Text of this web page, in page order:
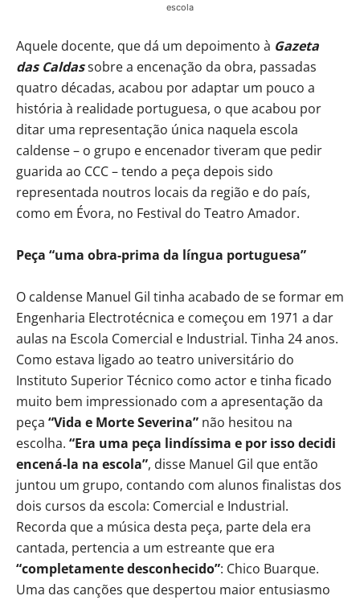
escola
Aquele docente, que dá um depoimento à Gazeta
das Caldassobre a encenação da obra, passadas
quatro décadas, acabou por adaptar um pouco a
história à realidade portuguesa, o que acabou por
ditar uma representação única naquela escola
caldense – o grupo e encenador tiveram que pedir
guarida ao CCC – tendo a peça depois sido
representada noutros locais da região e do país,
como em Évora, no Festival do Teatro Amador.
Peça “uma obra-prima da língua portuguesa”
O caldense Manuel Gil tinha acabado de se formar em
Engenharia Electrotécnica e começou em 1971 a dar
aulas na Escola Comercial e Industrial. Tinha 24 anos.
Como estava ligado ao teatro universitário do
Instituto Superior Técnico como actor e tinha ficado
muito bem impressionado com a apresentação da
peça “Vida e Morte Severina” não hesitou na
escolha. “Era uma peça lindíssima e por isso decidi
encená-la na escola”, disse Manuel Gil que então
juntou um grupo, contando com alunos finalistas dos
dois cursos da escola: Comercial e Industrial.
Recorda que a música desta peça, parte dela era
cantada, pertencia a um estreante que era
“completamente desconhecido”: Chico Buarque.
Uma das canções que despertou maior entusiasmo